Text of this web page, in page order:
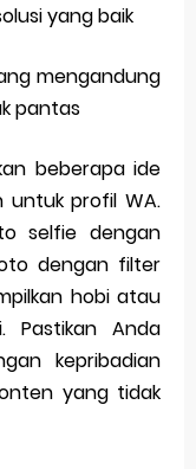
yang baik
mengandung
pantas
beberapa ide
profil WA.
selfie dengan
dengan filter
hobi atau
Pastikan Anda
kepribadian
yang tidak